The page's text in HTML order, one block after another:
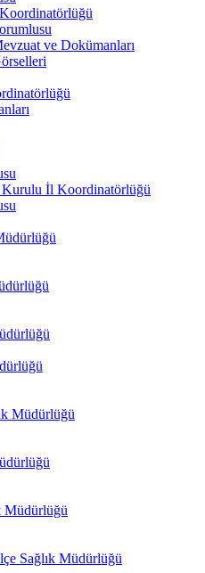
ve Dokümanları
İl Koordinatörlüğü
Müdürlüğü
Müdürlüğü
Sağlık Müdürlüğü